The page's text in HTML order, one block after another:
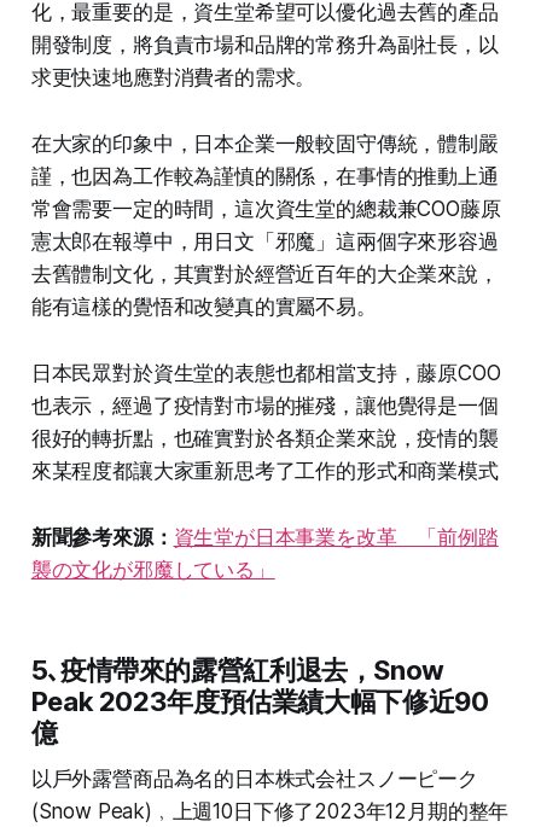
化，最重要的是，資生堂希望可以優化過去舊的產品
開發制度，將負責市場和品牌的常務升為副社長，以
求更快速地應對消費者的需求。
在大家的印象中，日本企業一般較固守傳統，體制嚴
謹，也因為工作較為謹慎的關係，在事情的推動上通
常會需要一定的時間，這次資生堂的總裁兼COO藤原
憲太郎在報導中，用日文「邪魔」這兩個字來形容過
去舊體制文化，其實對於經營近百年的大企業來說，
能有這樣的覺悟和改變真的實屬不易。
日本民眾對於資生堂的表態也都相當支持，藤原COO
也表示，經過了疫情對市場的摧殘，讓他覺得是一個
很好的轉折點，也確實對於各類企業來說，疫情的襲
來某程度都讓大家重新思考了工作的形式和商業模式
新聞參考來源： 資生堂が日本事業を改革 「前例踏
襲の文化が邪魔している」
5､疫情帶來的露營紅利退去，Snow
Peak 2023年度預估業績大幅下修近90
億
以戶外露營商品為名的日本株式会社スノーピーク
(Snow Peak)﹐上週10日下修了2023年12月期的整年